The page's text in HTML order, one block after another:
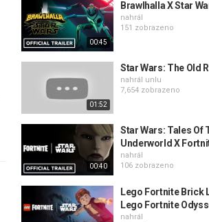
00:45
Brawlhalla X Star
nahrál
151 zobrazeno
01:52
Star Wars: The Old
nahrál unlu
7,654 zobrazeno
00:40
Star Wars: Tales Of
Underworld X
nahrál
106 zobrazeno
Lego Fortnite Brick
Lego Fortnite
nahrál